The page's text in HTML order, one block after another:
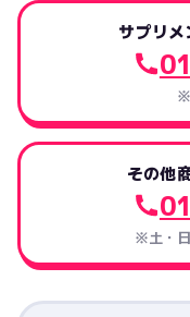
サプリ
その他
※土・